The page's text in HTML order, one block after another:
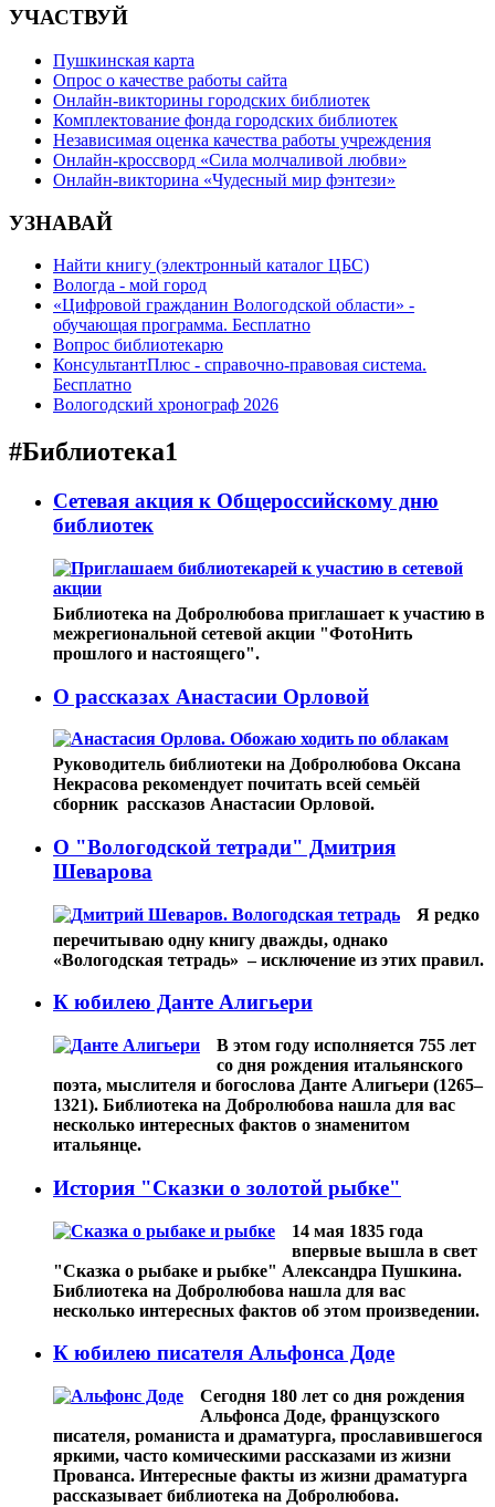
УЧАСТВУЙ
Пушкинская карта
Опрос о качестве работы сайта
Онлайн-викторины городских библиотек
Комплектование фонда городских библиотек
Независимая оценка качества работы учреждения
Онлайн-кроссворд «Сила молчаливой любви»
Онлайн-викторина «Чудесный мир фэнтези»
УЗНАВАЙ
Найти книгу (электронный каталог ЦБС)
Вологда - мой город
«Цифровой гражданин Вологодской области» -
обучающая программа. Бесплатно
Вопрос библиотекарю
КонсультантПлюс - справочно-правовая система.
Бесплатно
Вологодский хронограф 2026
#Библиотека1
Cетевая акция к Общероссийскому дню
библиотек
Библиотека на Добролюбова приглашает к участию в
межрегиональной сетевой акции "ФотоНить
прошлого и настоящего".
О рассказах Анастасии Орловой
Руководитель библиотеки на Добролюбова Оксана
Некрасова рекомендует почитать всей семьёй
сборник рассказов Анастасии Орловой.
О "Вологодской тетради" Дмитрия
Шеварова
Я редко
перечитываю одну книгу дважды, однако
«Вологодская тетрадь» – исключение из этих правил.
К юбилею Данте Алигьери
В этом году исполняется 755 лет
со дня рождения итальянского
поэта, мыслителя и богослова Данте Алигьери (1265–
1321). Библиотека на Добролюбова нашла для вас
несколько интересных фактов о знаменитом
итальянце.
История "Сказки о золотой рыбке"
14 мая 1835 года
впервые вышла в свет
"Сказка о рыбаке и рыбке" Александра Пушкина.
Библиотека на Добролюбова нашла для вас
несколько интересных фактов об этом произведении.
К юбилею писателя Альфонса Доде
Сегодня 180 лет со дня рождения
Альфонса Доде, французского
писателя, романиста и драматурга, прославившегося
яркими, часто комическими рассказами из жизни
Прованса. Интересные факты из жизни драматурга
рассказывает библиотека на Добролюбова.